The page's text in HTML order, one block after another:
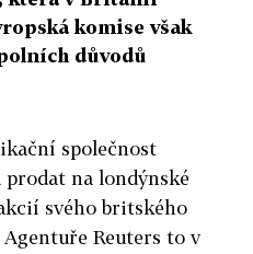
komise však
důvodů
společnost
na londýnské
svého britského
Reuters to v